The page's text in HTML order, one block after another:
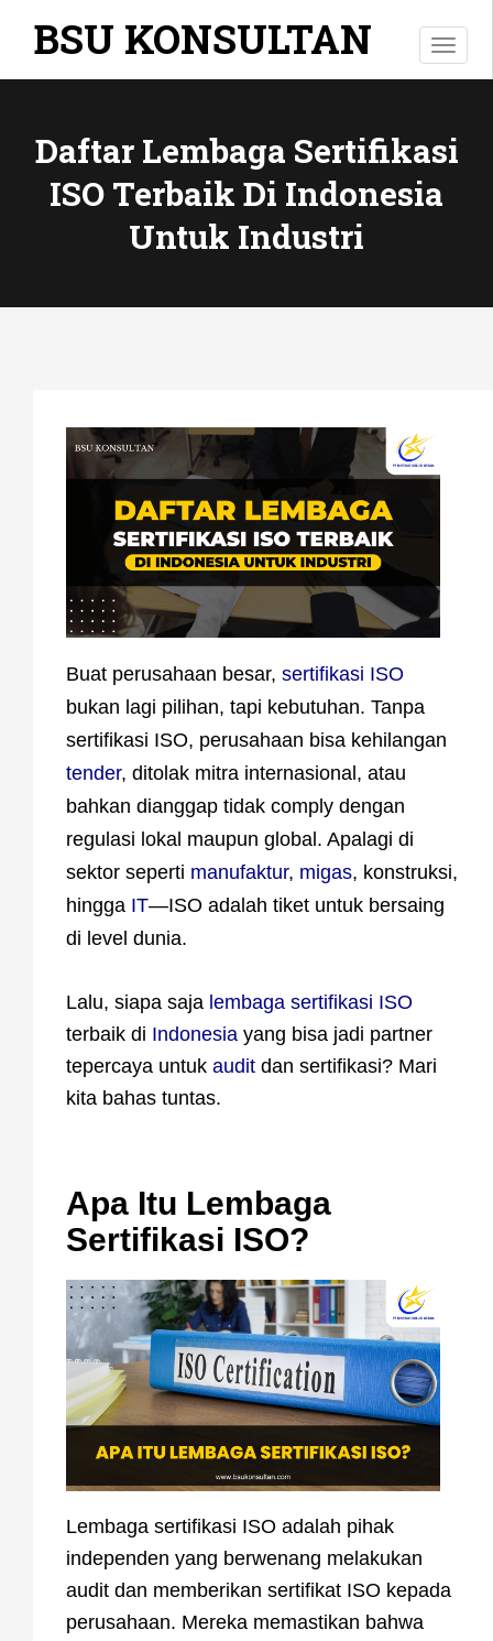
BSU KONSULTAN
Daftar Lembaga Sertifikasi
ISO Terbaik Di Indonesia
Untuk Industri
Buat perusahaan besar, sertifikasi ISO
bukan lagi pilihan, tapi kebutuhan. Tanpa
sertifikasi ISO, perusahaan bisa kehilangan
tender, ditolak mitra internasional, atau
bahkan dianggap tidak comply dengan
regulasi lokal maupun global. Apalagi di
sektor seperti manufaktur, migas, konstruksi,
hingga IT—ISO adalah tiket untuk bersaing
di level dunia.
Lalu, siapa saja lembaga sertifikasi ISO
terbaik di Indonesia yang bisa jadi partner
tepercaya untuk audit dan sertifikasi? Mari
kita bahas tuntas.
Apa Itu Lembaga
Sertifikasi ISO?
Lembaga sertifikasi ISO adalah pihak
independen yang berwenang melakukan
audit dan memberikan sertifikat ISO kepada
perusahaan. Mereka memastikan bahwa